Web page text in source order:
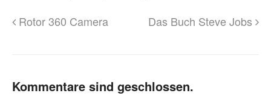
Rotor 360 Camera Das Buch Steve Jobs
Kommentare sind geschlossen.